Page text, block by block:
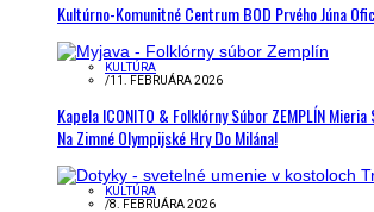
Kultúrno-Komunitné Centrum BOD Prvého Júna
KULTÚRA
/11. FEBRUÁRA 2026
Kapela ICONITO & Folklórny Súbor ZEMPLÍN Mieria
Na Zimné Olympijské Hry Do Milána!
KULTÚRA
/8. FEBRUÁRA 2026